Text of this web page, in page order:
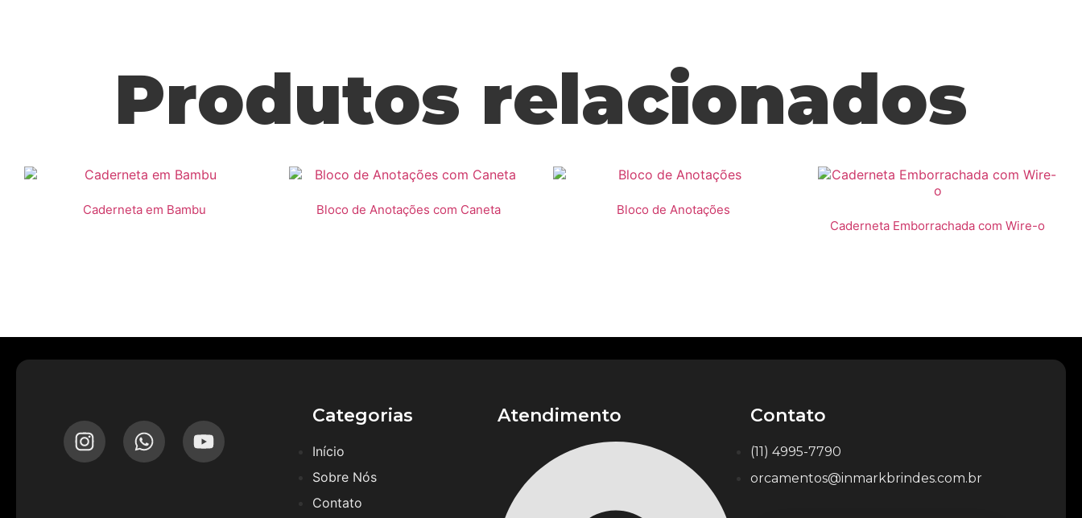
Produtos relacionados
Caderneta em Bambu Bloco de Anotações com Caneta
Bloco de Anotações
Caderneta Emborrachada com Wire-o
Categorias
Início
Sobre Nós
Contato
Atendimento Contato
(11) 4995-7790
orcamentos@inmarkbrindes.com.br